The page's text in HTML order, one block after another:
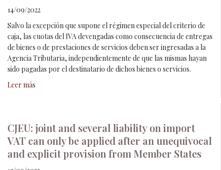
14/09/2022
Salvo la excepción que supone el régimen especial del criterio de
caja, las cuotas del IVA devengadas como consecuencia de entregas
de bienes o de prestaciones de servicios deben ser ingresadas a la
Agencia Tributaria, independientemente de que las mismas hayan
sido pagadas por el destinatario de dichos bienes o servicios.
Leer más
CJEU: joint and several liability on import
VAT can only be applied after an unequivocal
and explicit provision from Member States